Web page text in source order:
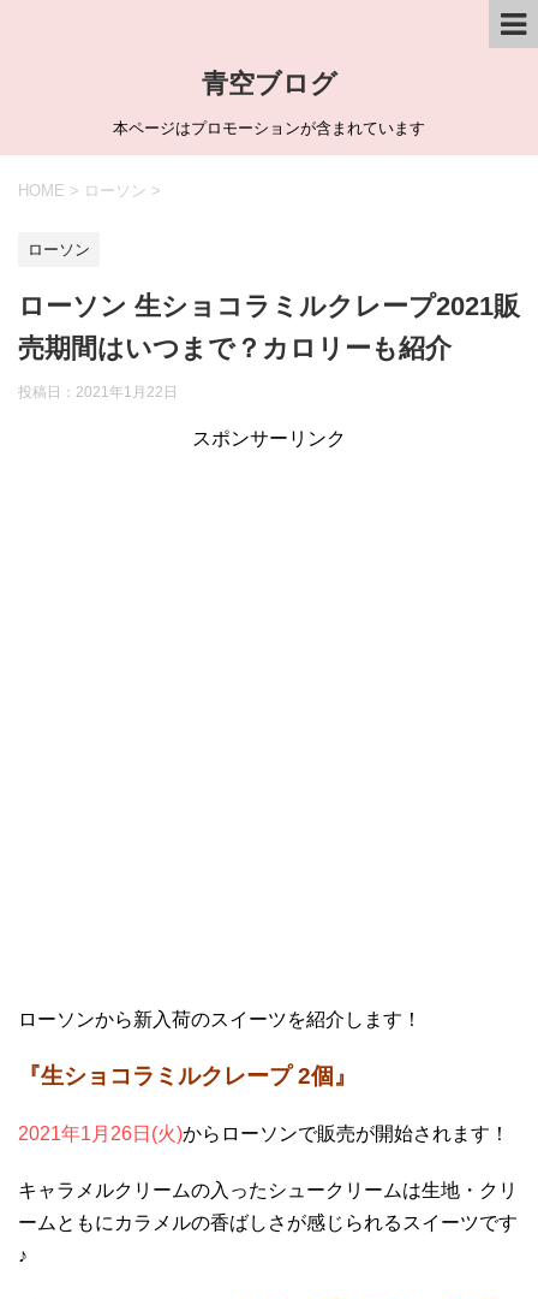
青空ブログ
本ページはプロモーションが含まれています
HOME > ローソン >
ローソン
ローソン 生ショコラミルクレープ2021販
売期間はいつまで？カロリーも紹介
投稿日： 2021年1月22日
スポンサーリンク
ローソンから新入荷のスイーツを紹介します！
『生ショコラミルクレープ 2個』
2021年1月26日(火)からローソンで販売が開始されます！
キャラメルクリームの入ったシュークリームは生地・クリ
ームともにカラメルの香ばしさが感じられるスイーツです
♪